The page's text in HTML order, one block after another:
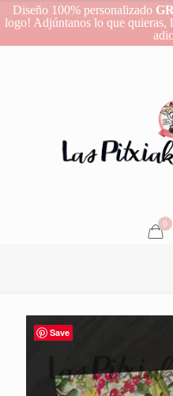
Diseño 100% personalizado
logo! Adjúntanos lo que quieras,
0
Save